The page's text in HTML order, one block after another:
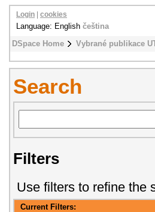
DSpace Home Vybrané publikace
Login cookies
Language: English čeština
Search
Filters
Use filters to refine the
Current Filters: